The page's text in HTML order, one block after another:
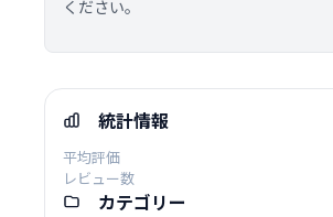
ください。
統計情報
平均評価
レビュー数
カテゴリー